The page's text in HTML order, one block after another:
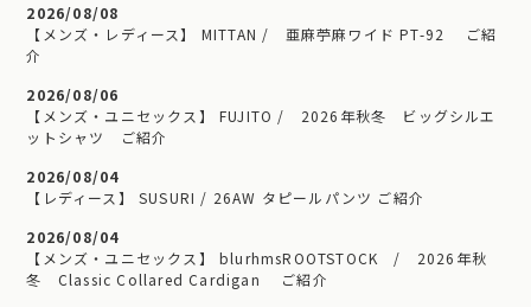
2026/08/08
【メンズ・レディース】 MITTAN / 亜麻苧麻ワイド PT-92 ご紹
介
2026/08/06
【メンズ・ユニセックス】 FUJITO / 2026年秋冬 ビッグシルエ
ットシャツ ご紹介
2026/08/04
【レディース】 SUSURI / 26AW タピールパンツ ご紹介
2026/08/04
【メンズ・ユニセックス】 blurhmsROOTSTOCK / 2026年秋
冬 Classic Collared Cardigan ご紹介